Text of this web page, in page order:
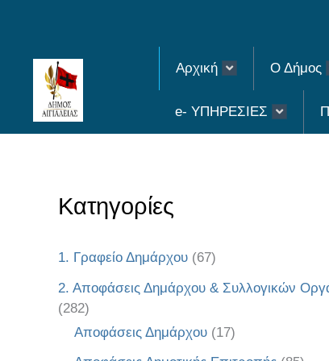
content
Αρχική Ο Δήμος
e- ΥΠΗΡΕΣΙΕΣ
Κατηγορίες
1. Γραφείο Δημάρχου (67)
2. Αποφάσεις Δημάρχου & Συλλογικών
(282)
Αποφάσεις Δημάρχου (17)